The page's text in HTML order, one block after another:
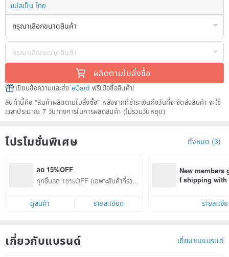
แปลเป็น ไทย
ผลิตตามใบสั่งซื้อ
เขียนข้อความและส่ง eCard ฟรีเมื่อซื้อสินค้า!
สินค้านี้คือ "สินค้าผลิตตามใบสั่งซื้อ" หลังจากที่ชำระเงินถึงวันที่จะจัดส่งสินค้า จะใช้
เวลาประมาณ 7 วันทางการในการผลิตสินค้า (ไม่รวมวันหยุด)
โปรโมชั่นพิเศษ ทั้งหมด (3)
ลด 15%OFF
ทุกชิ้นลด 15%OFF (เฉพาะสินค้าที่ร่วมร
ดูสินค้า
รายละเอียด
New members
f shipping
within 7 days!
รายละเอี
เกี่ยวกับแบรนด์ เยี่ยมชมแบรนด์